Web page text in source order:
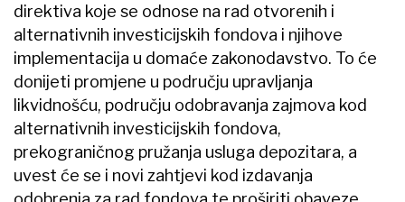
direktiva koje se odnose na rad otvorenih i
alternativnih investicijskih fondova i njihove
implementacija u domaće zakonodavstvo. To će
donijeti promjene u području upravljanja
likvidnošću, području odobravanja zajmova kod
alternativnih investicijskih fondova,
prekograničnog pružanja usluga depozitara, a
uvest će se i novi zahtjevi kod izdavanja